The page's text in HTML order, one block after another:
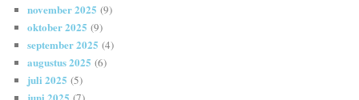
november 2025 (9)
oktober 2025 (9)
september 2025 (4)
augustus 2025 (6)
juli 2025 (5)